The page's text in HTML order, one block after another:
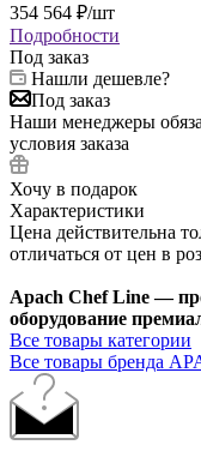
354 564 ₽/шт
Подробности
Под заказ
Нашли дешевле?
Под заказ
Наши менеджеры
условия заказа
Хочу в подарок
Характеристики
Цена действительна
отличаться от цен в
Apach Chef Line —
оборудование
Все товары категории
Все товары бренда